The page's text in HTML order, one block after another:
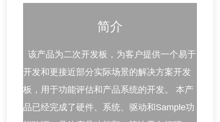
简介
该产品为二次开发板，为客户提供一个易于
开发和更接近部分实际场景的解决方案开发
板，用于功能评估和产品系统的开发。 本产
品已经完成了硬件、系统、驱动和Sample功